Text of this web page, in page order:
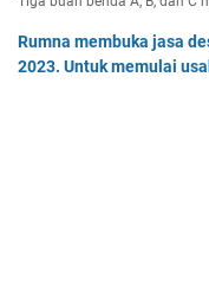
Rumna membuka jasa
2023. Untuk memulai